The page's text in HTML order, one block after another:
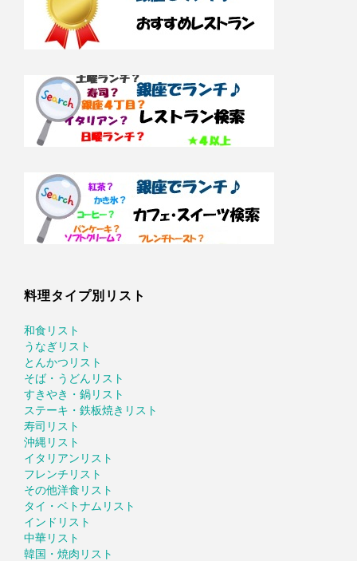
料理タイプ別リスト
和食リスト
うなぎリスト
とんかつリスト
そば・うどんリスト
すきやき・鍋リスト
ステーキ・鉄板焼きリスト
寿司リスト
沖縄リスト
イタリアンリスト
フレンチリスト
その他洋食リスト
タイ・ベトナムリスト
インドリスト
中華リスト
韓国・焼肉リスト